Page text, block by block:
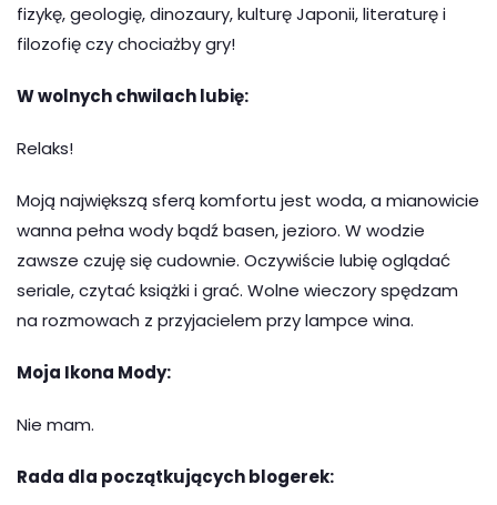
fizykę, geologię, dinozaury, kulturę Japonii, literaturę i
filozofię czy chociażby gry!
W wolnych chwilach lubię:
Relaks!
Moją największą sferą komfortu jest woda, a mianowicie
wanna pełna wody bądź basen, jezioro. W wodzie
zawsze czuję się cudownie. Oczywiście lubię oglądać
seriale, czytać książki i grać. Wolne wieczory spędzam
na rozmowach z przyjacielem przy lampce wina.
Moja Ikona Mody:
Nie mam.
Rada dla początkujących blogerek: